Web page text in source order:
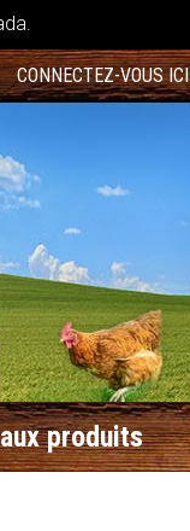
CONNECTEZ-VOUS ICI
produits